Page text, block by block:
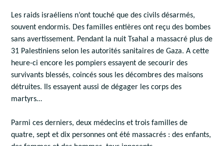
Les raids israéliens n’ont touché que des civils désarmés,
souvent endormis. Des familles entières ont reçu des bombes
sans avertissement. Pendant la nuit Tsahal a massacré plus de
31 Palestiniens selon les autorités sanitaires de Gaza. A cette
heure-ci encore les pompiers essayent de secourir des
survivants blessés, coincés sous les décombres des maisons
détruites. Ils essayent aussi de dégager les corps des
martyrs…
Parmi ces derniers, deux médecins et trois familles de
quatre, sept et dix personnes ont été massacrés : des enfants,